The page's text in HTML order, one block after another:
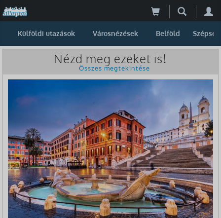
Külföldi utazások Városnézések Belföld Szépség
Nézd meg ezeket is!
Összes megtekintése